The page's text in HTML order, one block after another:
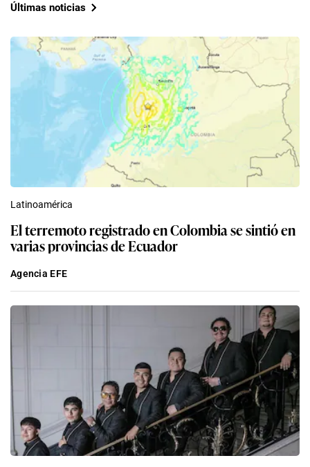
Últimas noticias
Latinoamérica
El terremoto registrado en Colombia se sintió en
varias provincias de Ecuador
Agencia EFE